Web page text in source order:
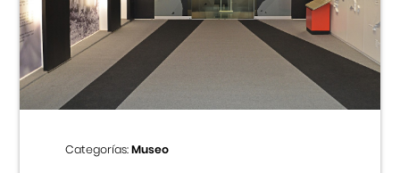
Categorías:Museo